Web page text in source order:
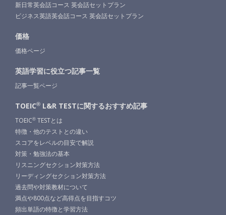
新日常英会話コース 英会話セットプラン
ビジネス英語英会話コース 英会話セットプラン
価格
価格ページ
英語学習に役立つ記事一覧
記事一覧ページ
TOEIC® L&R TESTに関するおすすめ記事
TOEIC® TESTとは
特徴・他のテストとの違い
スコアをレベルの目安で解説
対策・勉強法の基本
リスニングセクション対策方法
リーディングセクション対策方法
過去問や対策教材について
満点や800点など高得点を目指すコツ
頻出単語の特徴と学習方法